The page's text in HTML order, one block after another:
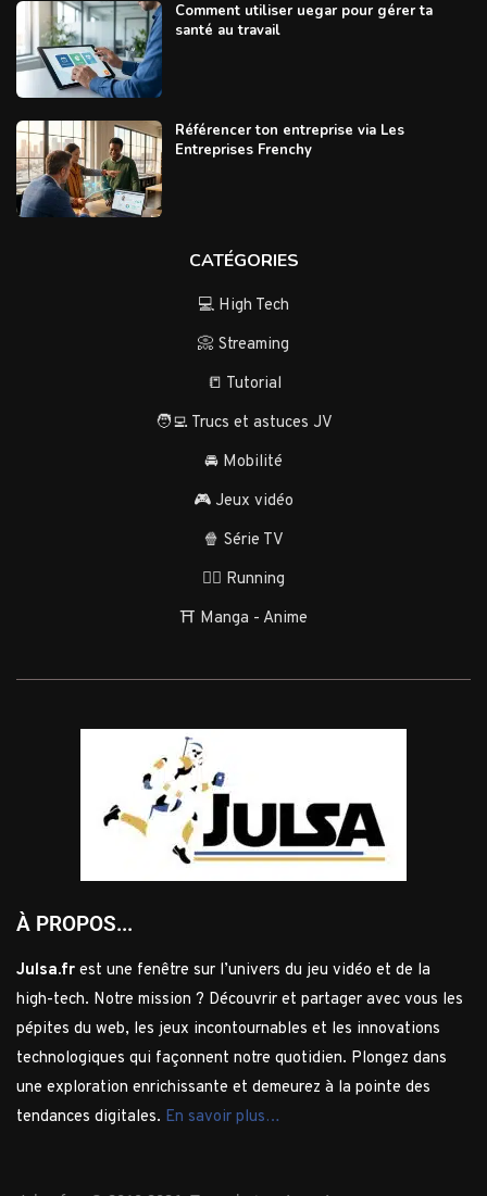
Comment utiliser uegar pour gérer ta
santé au travail
Référencer ton entreprise via Les
Entreprises Frenchy
CATÉGORIES
💻 High Tech
📀 Streaming
📒 Tutorial
🧑‍💻 Trucs et astuces JV
🚘 Mobilité
🎮 Jeux vidéo
🍿 Série TV
🏃‍♂️ Running
⛩️ Manga - Anime
À PROPOS...
Julsa.fr est une fenêtre sur l’univers du jeu vidéo et de la
high-tech. Notre mission ? Découvrir et partager avec vous les
pépites du web, les jeux incontournables et les innovations
technologiques qui façonnent notre quotidien. Plongez dans
une exploration enrichissante et demeurez à la pointe des
tendances digitales. En savoir plus…